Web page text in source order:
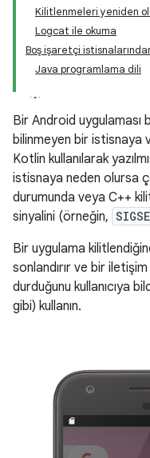
Kilitlenmeleri yeniden
Logcat ile okuma
Boş işaretçi
Java programlama dili
Bir Android uygulaması
bilinmeyen bir istisnaya
Kotlin kullanılarak
istisnaya neden olursa
durumunda veya C++
sinyalini (örneğin,
Bir uygulama
sonlandırır ve bir
durduğunu kullanıcıya
gibi) kullanın.